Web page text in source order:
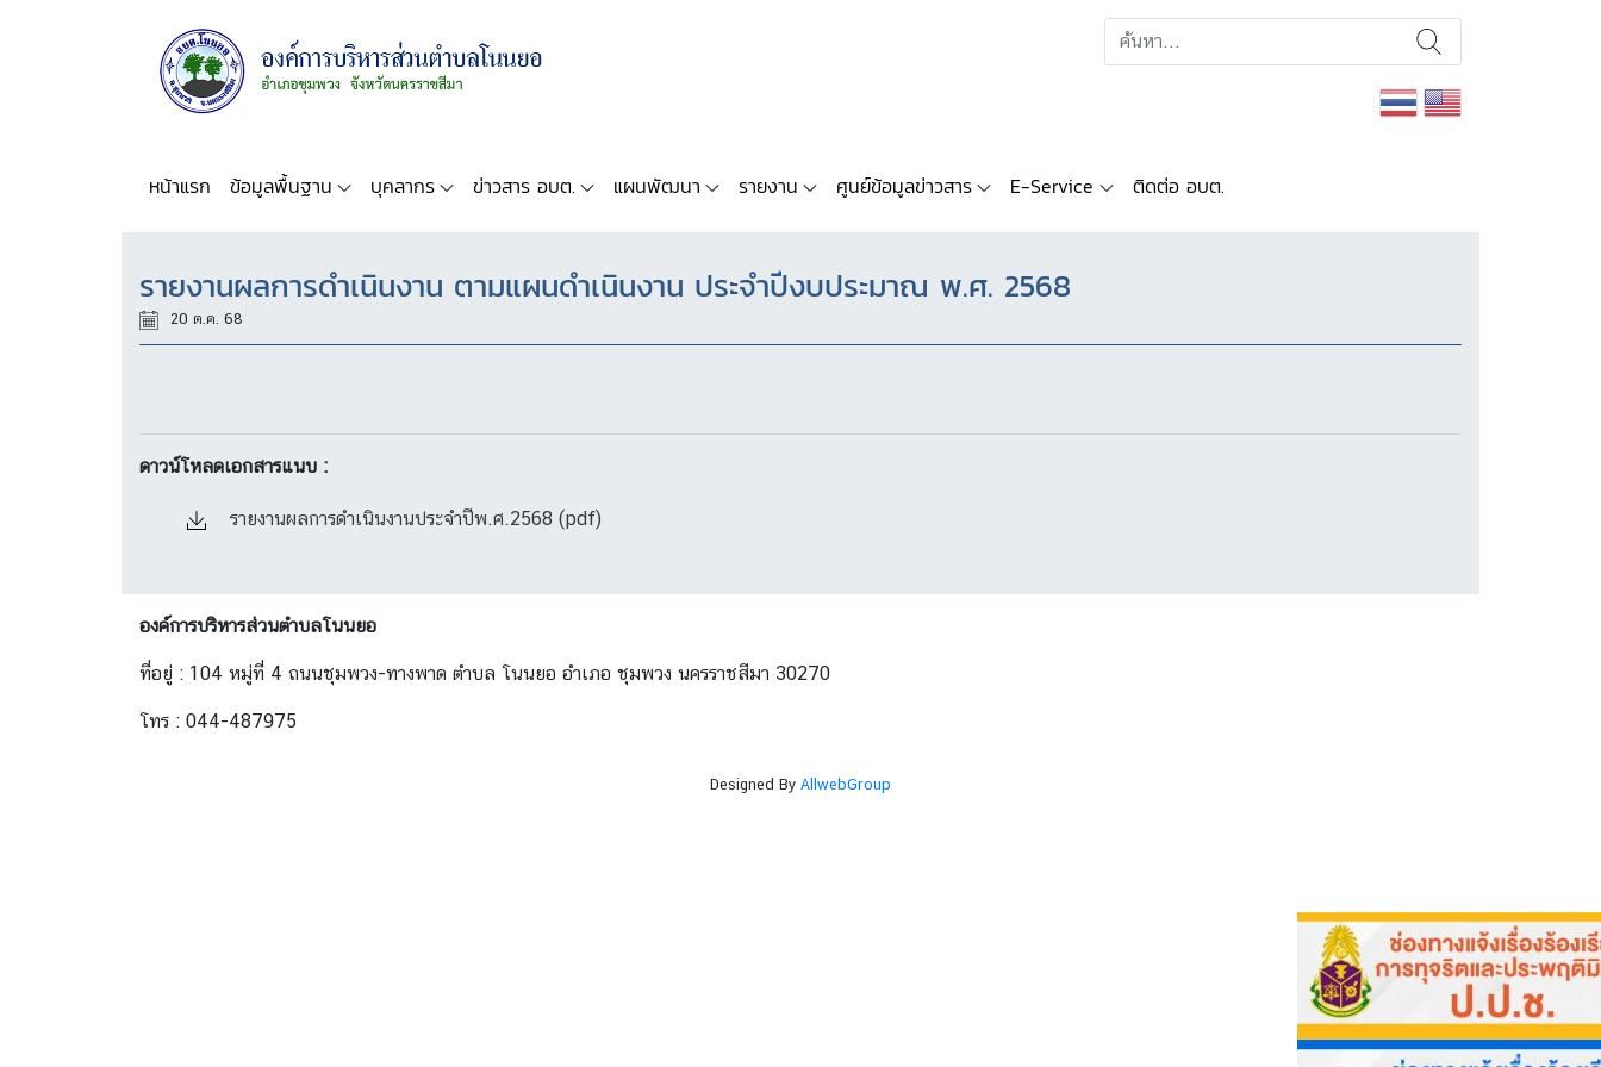
หน้าแรก ข้อมูลพื้นฐาน บุคลากร ข่าวสาร อบต. แผนพัฒนา รายงาน ศูนย์ข้อมูลข่าวสาร E-Service ติดต่อ อบต.
รายงานผลการดำเนินงาน ตามแผนดำเนินงาน ประจำปีงบประมาณ พ.ศ. 2568
20 ต.ค. 68
ดาวน์โหลดเอกสารแนบ :
รายงานผลการดำเนินงานประจำปีพ.ศ.2568 (pdf)
องค์การบริหารส่วนตำบลโนนยอ
ที่อยู่ : 104 หมู่ที่ 4 ถนนชุมพวง-ทางพาด ตำบล โนนยอ อำเภอ ชุมพวง นครราชสีมา 30270
โทร : 044-487975
Designed By AllwebGroup